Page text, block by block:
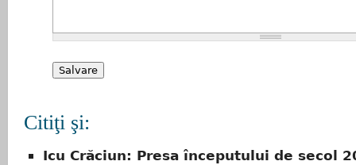
Citiţi şi:
Icu Crăciun: Presa începutului de secol